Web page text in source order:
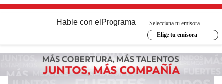
Hable con el Programa
Selecciona tu emisora
Elige tu emisora